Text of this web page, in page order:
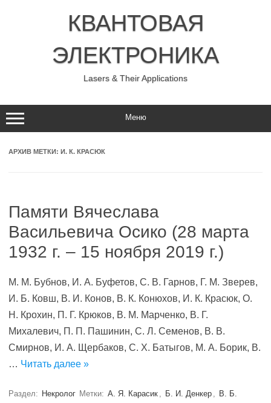
КВАНТОВАЯ
ЭЛЕКТРОНИКА
Lasers & Their Applications
Меню
АРХИВ МЕТКИ: И. К. КРАСЮК
Памяти Вячеслава
Васильевича Осико (28 марта
1932 г. – 15 ноября 2019 г.)
М. М. Бубнов, И. А. Буфетов, С. В. Гарнов, Г. М. Зверев,
И. Б. Ковш, В. И. Конов, В. К. Конюхов, И. К. Красюк, О.
Н. Крохин, П. Г. Крюков, В. М. Марченко, В. Г.
Михалевич, П. П. Пашинин, С. Л. Семенов, В. В.
Смирнов, И. А. Щербаков, С. Х. Батыгов, М. А. Борик, В.
… Читать далее »
Раздел: Некролог Метки: А. Я. Карасик , Б. И. Денкер , В. Б.